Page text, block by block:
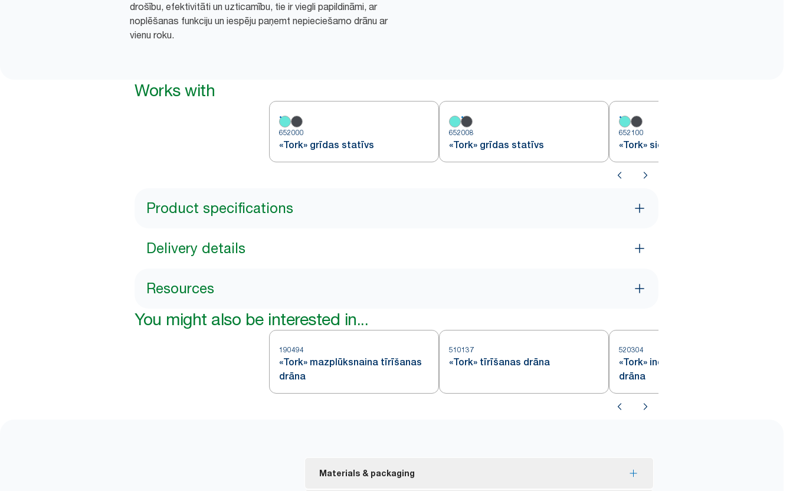
drošību, efektivitāti un uzticamību, tie ir viegli papildināmi, ar
noplēšanas funkciju un iespēju paņemt nepieciešamo drānu ar
vienu roku.
Works with
652000
«Tork» grīdas statīvs
652008
«Tork» grīdas statīvs
652100
«Tork» sienas statīvs
Product specifications
Delivery details
Resources
You might also be interested in...
190494
«Tork» mazplūksnaina tīrīšanas
drāna
510137
«Tork» tīrīšanas drāna
520304
«Tork» industriālā tīrīšanas
drāna
Materials & packaging